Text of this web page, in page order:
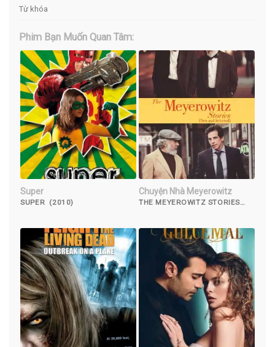
Từ khóa
Phim Bạn Muốn Quan Tâm:
Super
SUPER (2010)
Chuyện Nhà Meyerowitz
THE MEYEROWITZ STORIES